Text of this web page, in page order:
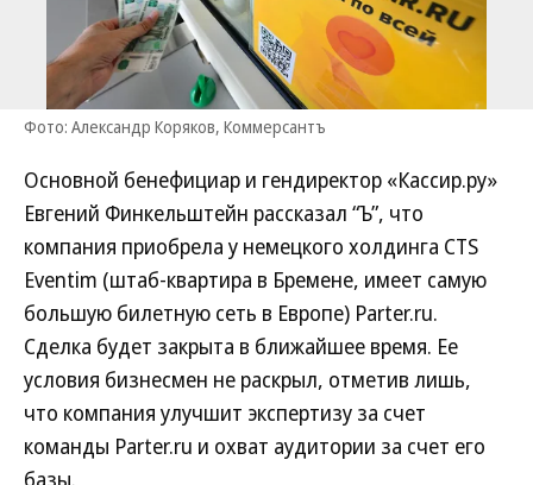
Фото: Александр Коряков, Коммерсантъ
Основной бенефициар и гендиректор «Кассир.ру»
Евгений Финкельштейн рассказал “Ъ”, что
компания приобрела у немецкого холдинга CTS
Eventim (штаб-квартира в Бремене, имеет самую
большую билетную сеть в Европе) Parter.ru.
Сделка будет закрыта в ближайшее время. Ее
условия бизнесмен не раскрыл, отметив лишь,
что компания улучшит экспертизу за счет
команды Parter.ru и охват аудитории за счет его
базы.